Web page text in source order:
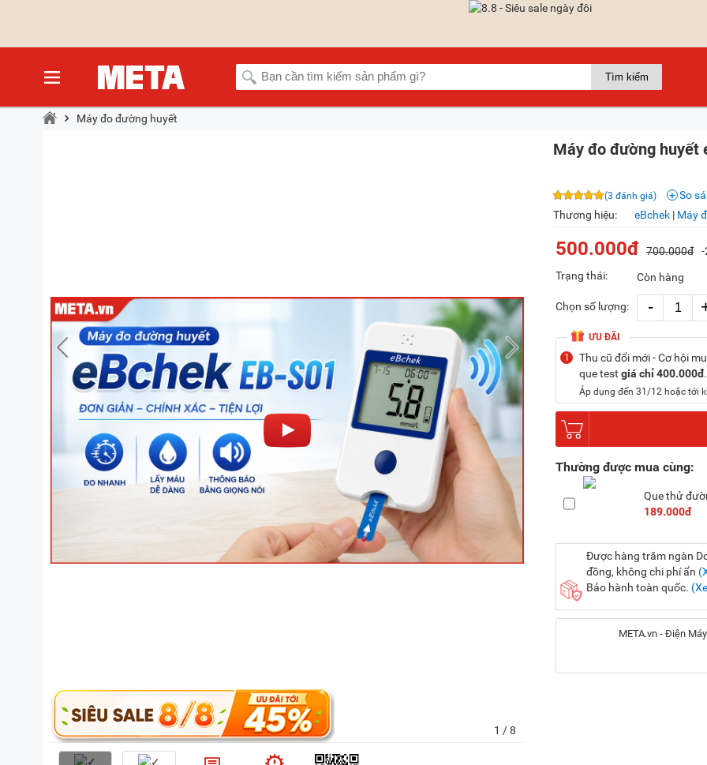
Máy đo đường huyết
1 / 8
Máy đo đường huyết
(3 đánh giá)
So
Thương hiệu:
eBchek | Máy
500.000đ 700.000đ
-
Trạng thái:
Còn hàng
Chọn số lượng: -
ƯU ĐÃI
1
Thu cũ đổi mới - Cơ hội
que test giá chỉ 400.000đ
Áp dụng đến 31/12 hoặc tới
Thường được mua cùng:
Que thử
189.000đ
Được hàng trăm ngàn
đồng, không chi phí ẩn
Bảo hành toàn quốc.
META.vn - Điện